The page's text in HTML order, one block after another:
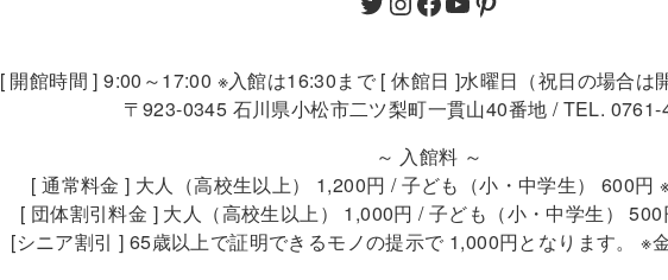
[ 開館時間 ] 9:00～17:00 ※入館は16:30まで [ 休館日 ]水曜日（祝日の場合は
〒923-0345 石川県小松市二ツ梨町一貫山40番地 / TEL. 0761-
～ 入館料 ～
[ 通常料金 ] 大人（高校生以上） 1,200円 / 子ども（小・中学生） 600円
[ 団体割引料金 ] 大人（高校生以上） 1,000円 / 子ども（小・中学生）
[シニア割引 ] 65歳以上で証明できるモノの提示で 1,000円となります。 ※